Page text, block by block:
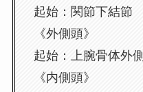
起始：関節下結節
《外側頭》
起始：上腕骨体外
《内側頭》